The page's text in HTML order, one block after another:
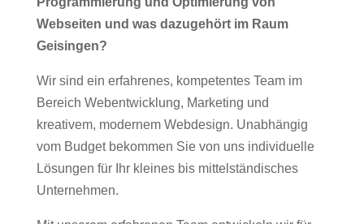
Webseiten und was dazugehört im Raum
Geisingen?
Wir sind ein erfahrenes, kompetentes Team im
Bereich Webentwicklung, Marketing und
kreativem, modernem Webdesign. Unabhängig
vom Budget bekommen Sie von uns individuelle
Lösungen für Ihr kleines bis mittelständisches
Unternehmen.